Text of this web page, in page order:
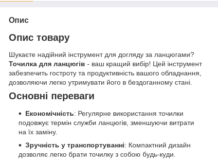
Опис
Опис товару
Шукаєте надійний інструмент для догляду за ланцюгами?
Точилка для ланцюгів - ваш кращий вибір! Цей інструмент
забезпечить гостроту та продуктивність вашого обладнання,
дозволяючи легко утримувати його в бездоганному стані.
Основні переваги
Економічність: Регулярне використання точилки
подовжує термін служби ланцюгів, зменшуючи витрати
на їх заміну.
Зручність у транспортуванні: Компактний дизайн
дозволяє легко брати точилку з собою будь-куди.